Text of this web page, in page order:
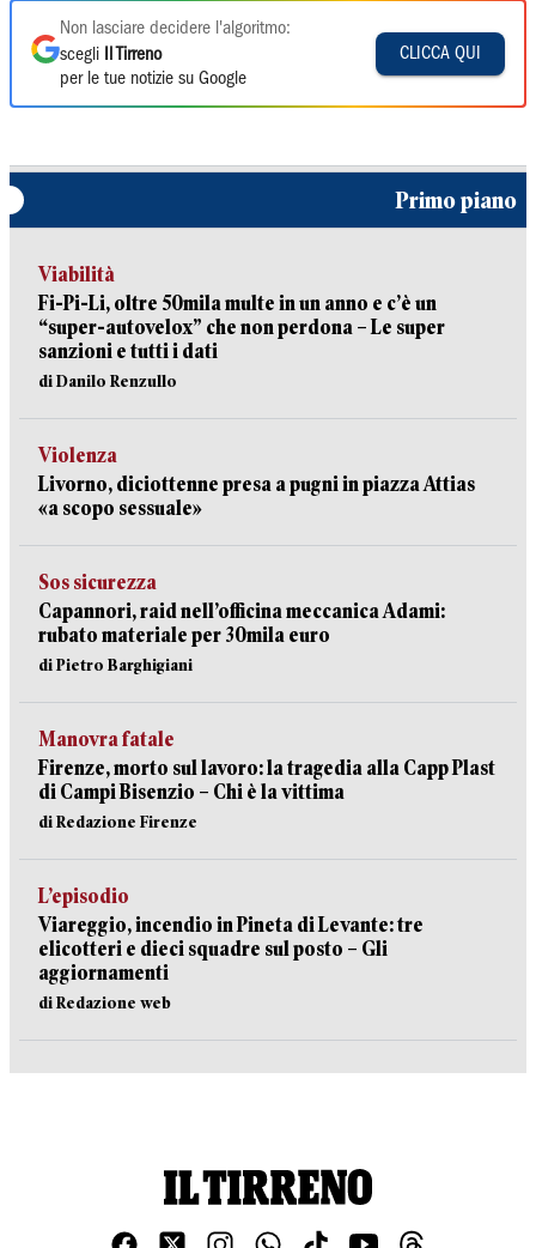
Non lasciare decidere l'algoritmo:
scegli
Il Tirreno
per le tue notizie su Google
CLICCA QUI
Primo piano
Viabilità
Fi-Pi-Li, oltre 50mila multe in un anno e c’è un
“super-autovelox” che non perdona – Le super
sanzioni e tutti i dati
di Danilo Renzullo
Violenza
Livorno, diciottenne presa a pugni in piazza Attias
«a scopo sessuale»
Sos sicurezza
Capannori, raid nell’officina meccanica Adami:
rubato materiale per 30mila euro
di Pietro Barghigiani
Manovra fatale
Firenze, morto sul lavoro: la tragedia alla Capp Plast
di Campi Bisenzio – Chi è la vittima
di Redazione Firenze
L’episodio
Viareggio, incendio in Pineta di Levante: tre
elicotteri e dieci squadre sul posto – Gli
aggiornamenti
di Redazione web